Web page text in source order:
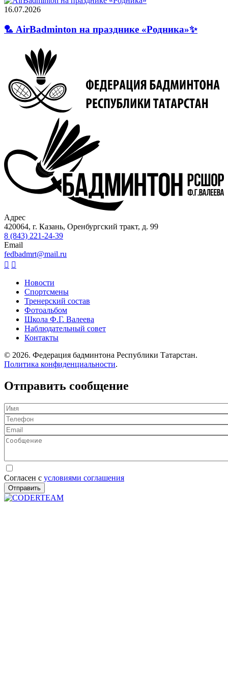
16.07.2026
🏸 AirBadminton на празднике «Родника»✨
Адрес
420064, г. Казань, Оренбургский тракт, д. 99
8 (843) 221-24-39
Email
fedbadmrt@mail.ru
 
Подвал
Новости
Спортсмены
Тренерский состав
Фотоальбом
Школа Ф.Г. Валеева
Наблюдательный совет
Контакты
© 2026. Федерация бадминтона Республики Татарстан.
Политика конфиденциальности.
Отправить сообщение
Имя
Телефон
Email
Сообщение
Согласен с условиями соглашения